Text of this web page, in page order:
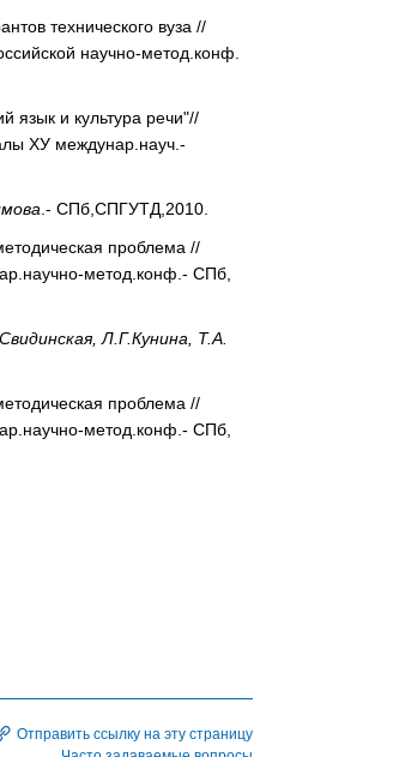
технического вуза //
научно-метод.конф.
язык и культура речи"//
ХУ междунар.науч.-
.- СПб,СПГУТД,2010.
проблема //
метод.конф.- СПб,
Л.Г.Кунина, Т.А.
проблема //
метод.конф.- СПб,
Отправить ссылку на эту страницу